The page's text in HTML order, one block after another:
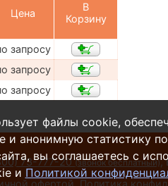
Цена
В
Корзину
запросу
запросу
запросу
73-777-20(звонок бесплатный),
офертой. Политика
файлы cookie,
и анонимную статистику
вы соглашаетесь с
и Политикой